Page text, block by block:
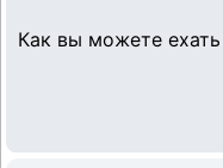
Как вы можете ехать